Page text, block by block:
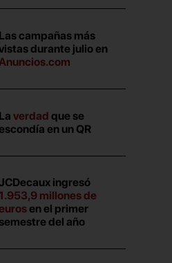
Las campañas más
durante julio en
La verdad que se
en un QR
ingresó
1.953,9 millones de
en el primer
semestre del año